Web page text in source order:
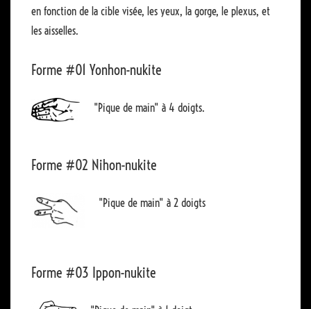
en fonction de la cible visée, les yeux, la gorge, le plexus, et
les aisselles.
Forme #01 Yonhon-nukite
"Pique de main" à 4 doigts.
Forme #02 Nihon-nukite
"Pique de main" à 2 doigts
Forme #03 Ippon-nukite